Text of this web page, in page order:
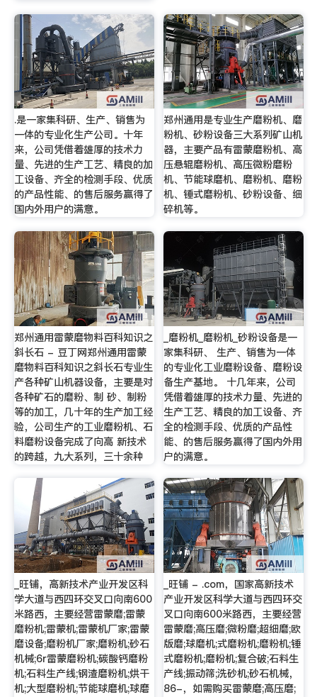
.是一家集科研、生产、销售为
一体的专业化生产公司。十年
来，公司凭借着雄厚的技术力
量、先进的生产工艺、精良的加
工设备、齐全的检测手段、优质
的产品性能、的售后服务赢得了
国内外用户的满意。
郑州通用是专业生产磨粉机、磨
粉机、砂粉设备三大系列矿山机
器，主要产品有雷蒙磨粉机、高
压悬辊磨粉机、高压微粉磨粉
机、节能球磨机、磨粉机、磨粉
机、锤式磨粉机、砂粉设备、细
碎机等。
郑州通用雷蒙磨物料百科知识之
斜长石 - 豆丁网郑州通用雷蒙
磨物料百科知识之斜长石专业生
产各种矿山机器设备，主要是对
各种矿石的磨粉、制 砂、制粉
等的加工，几十年的生产加工经
验，公司生产的工业磨粉机、石
料磨粉设备完成了向高 新技术
的跨越，九大系列，三十余种
_磨粉机_磨粉机_砂粉设备是一
家集科研、 生产、销售为一体
的专业化工业磨粉设备、磨粉设
备生产基地。 十几年来，公司
凭借着雄厚的技术力量、先进的
生产工艺、精良的加工设备、齐
全的检测手段、优质的产品性
能、的售后服务赢得了国内外用
户的满意。
_旺铺，高新技术产业开发区科
学大道与西四环交叉口向南600
米路西，主要经营雷蒙磨;雷蒙
磨粉机;雷蒙机;雷蒙机厂家;雷蒙
磨设备;磨粉机厂家;磨粉机;砂石
机械;6r雷蒙磨粉机;碳酸钙磨粉
机;石料生产线;钢渣磨粉机;烘干
机;大型磨粉机;节能球磨机;球磨
_旺铺 - .com，国家高新技术
产业开发区科学大道与西四环交
叉口向南600米路西，主要经营
雷蒙磨;高压磨;微粉磨;超细磨;欧
版磨;球磨机;式磨粉机;磨粉机;锤
式磨粉机;磨粉机;复合破;石料生
产线;振动筛;洗砂机;砂石机械，
86-，如需购买雷蒙磨;高压磨;